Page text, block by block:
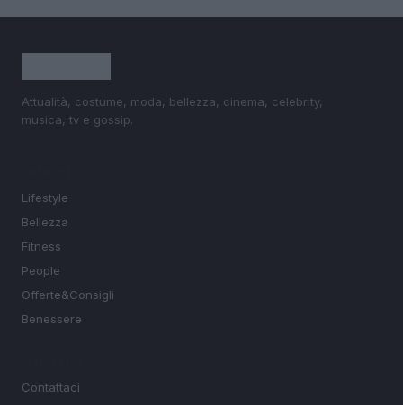
Attualità, costume, moda, bellezza, cinema, celebrity,
musica, tv e gossip.
Lifestyle
Bellezza
Fitness
People
Offerte&Consigli
Benessere
Contattaci